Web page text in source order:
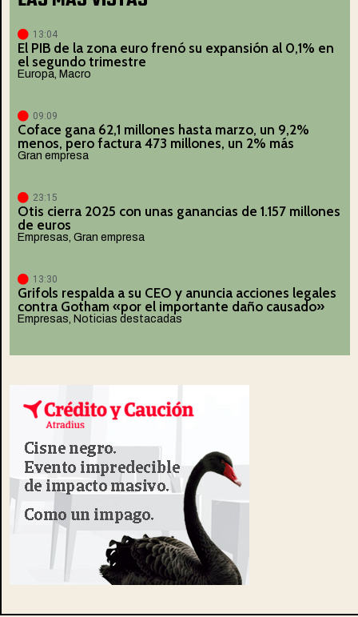
13:04
El PIB de la zona euro frenó su expansión al 0,1% en
el segundo trimestre
Europa, Macro
09:09
Coface gana 62,1 millones hasta marzo, un 9,2%
menos, pero factura 473 millones, un 2% más
Gran empresa
23:15
Otis cierra 2025 con unas ganancias de 1.157 millones
de euros
Empresas, Gran empresa
13:30
Grifols respalda a su CEO y anuncia acciones legales
contra Gotham «por el importante daño causado»
Empresas, Noticias destacadas